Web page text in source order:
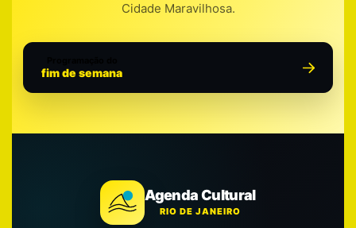
Cidade Maravilhosa.
fim de semana
Agenda Cultural
RIO DE JANEIRO